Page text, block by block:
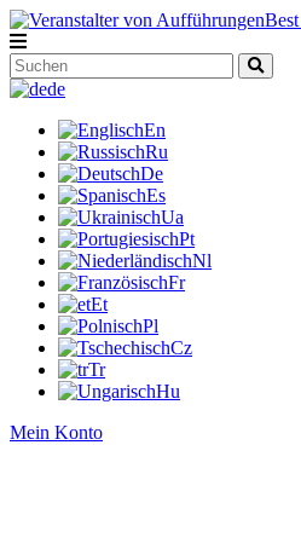
de
En
Ru
De
Es
Ua
Pt
Nl
Fr
Et
Pl
Cz
Tr
Hu
Mein Konto